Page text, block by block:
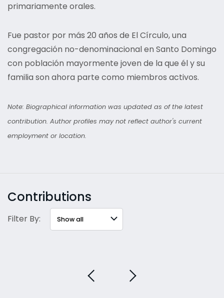
primariamente orales.
Fue pastor por más 20 años de El Círculo, una
congregación no-denominacional en Santo Domingo
con población mayormente joven de la que él y su
familia son ahora parte como miembros activos.
Note: Biographical information was updated as of the latest
contribution. Author profiles may not reflect author's current
employment or location.
Contributions
Filter By: